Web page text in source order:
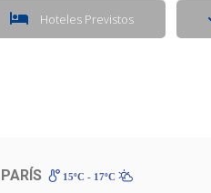
Hoteles Previstos
PARÍS 15ºC - 17ºC